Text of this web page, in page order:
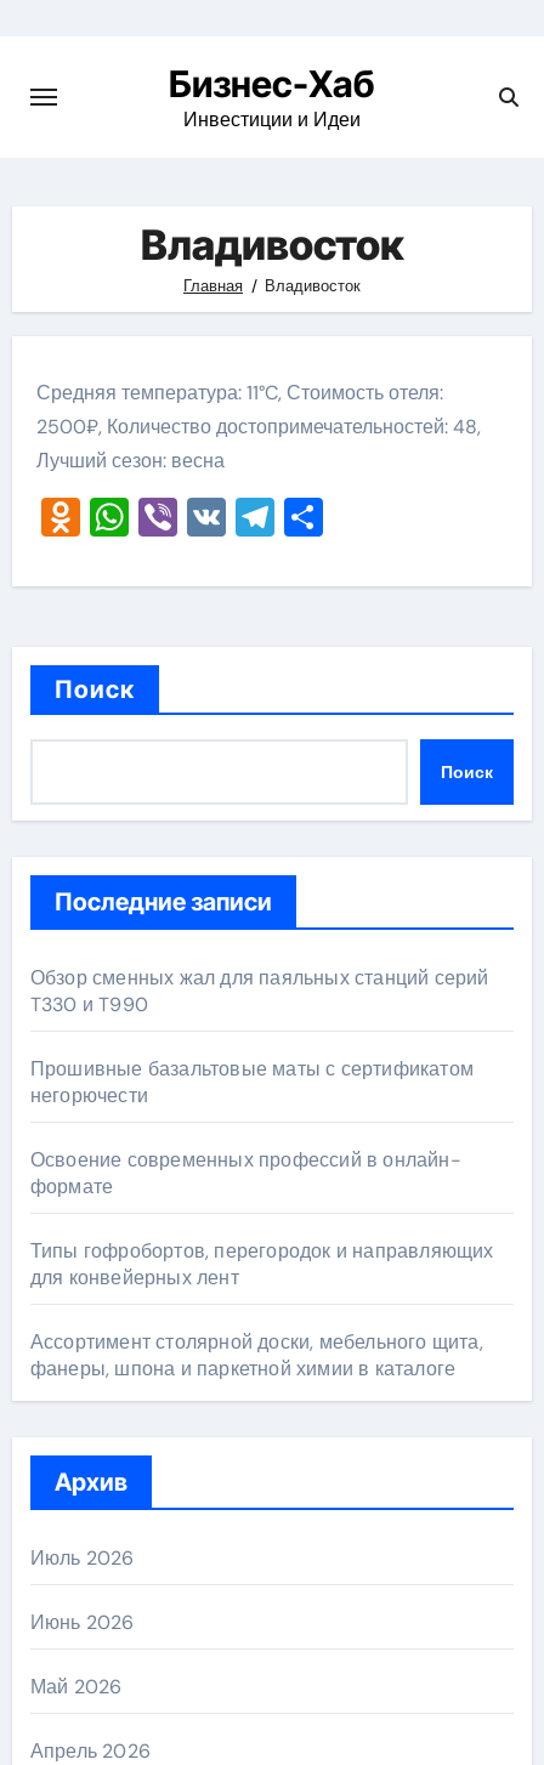
content
Бизнес-Хаб
Инвестиции и Идеи
Владивосток
Главная Владивосток
Средняя температура: 11°C, Стоимость отеля:
2500₽, Количество достопримечательностей: 48,
Лучший сезон: весна
Odnoklassniki
WhatsApp
Viber
VKTelegram
Отправить
Поиск
Поиск
Последние записи
Обзор сменных жал для паяльных станций серий
T330 и T990
Прошивные базальтовые маты с сертификатом
негорючести
Освоение современных профессий в онлайн-
формате
Типы гофробортов, перегородок и направляющих
для конвейерных лент
Ассортимент столярной доски, мебельного щита,
фанеры, шпона и паркетной химии в каталоге
Архив
Июль 2026
Июнь 2026
Май 2026
Апрель 2026